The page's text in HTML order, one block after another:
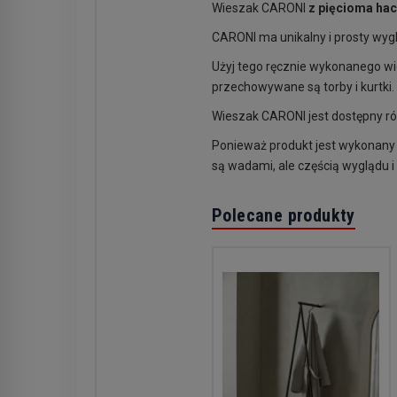
Wieszak CARONI z pięcioma
CARONI ma unikalny i prosty
Użyj tego ręcznie wykonanego
przechowywane są torby i kurtki.
Wieszak CARONI jest dostępny
Ponieważ produkt jest
są wadami, ale częścią wyglądu i
Polecane produkty